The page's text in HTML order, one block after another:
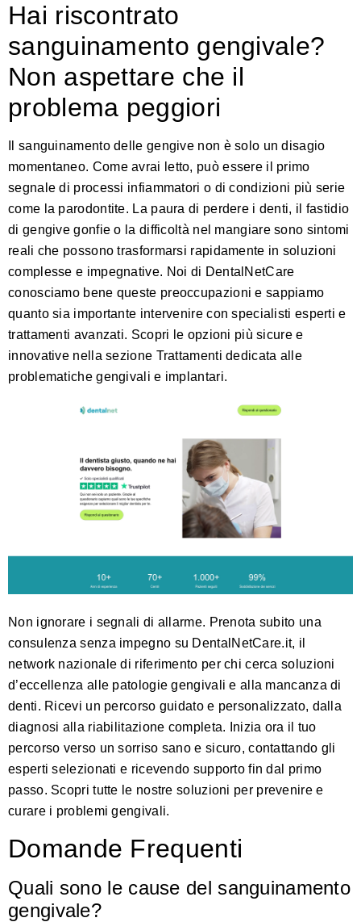
Hai riscontrato
sanguinamento gengivale?
Non aspettare che il
problema peggiori
Il sanguinamento delle gengive non è solo un disagio
momentaneo. Come avrai letto, può essere il primo
segnale di processi infiammatori o di condizioni più serie
come la parodontite. La paura di perdere i denti, il fastidio
di gengive gonfie o la difficoltà nel mangiare sono sintomi
reali che possono trasformarsi rapidamente in soluzioni
complesse e impegnative. Noi di DentalNetCare
conosciamo bene queste preoccupazioni e sappiamo
quanto sia importante intervenire con specialisti esperti e
trattamenti avanzati. Scopri le opzioni più sicure e
innovative nella sezione Trattamenti dedicata alle
problematiche gengivali e implantari.
Non ignorare i segnali di allarme. Prenota subito una
consulenza senza impegno su DentalNetCare.it, il
network nazionale di riferimento per chi cerca soluzioni
d’eccellenza alle patologie gengivali e alla mancanza di
denti. Ricevi un percorso guidato e personalizzato, dalla
diagnosi alla riabilitazione completa. Inizia ora il tuo
percorso verso un sorriso sano e sicuro, contattando gli
esperti selezionati e ricevendo supporto fin dal primo
passo. Scopri tutte le nostre soluzioni per prevenire e
curare i problemi gengivali.
Domande Frequenti
Quali sono le cause del sanguinamento
gengivale?